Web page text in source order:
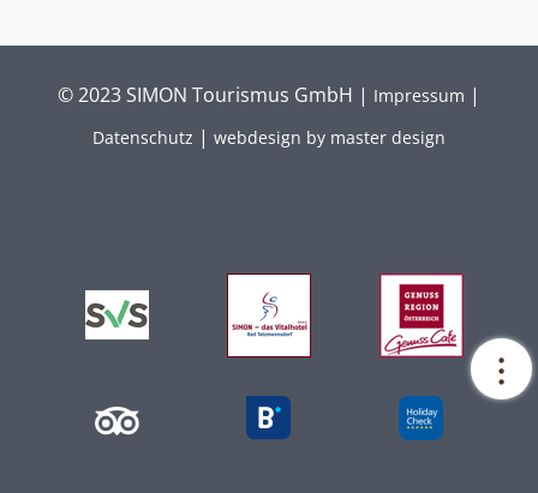
© 2023 SIMON Tourismus GmbH | Impressum |
Datenschutz | webdesign by master design